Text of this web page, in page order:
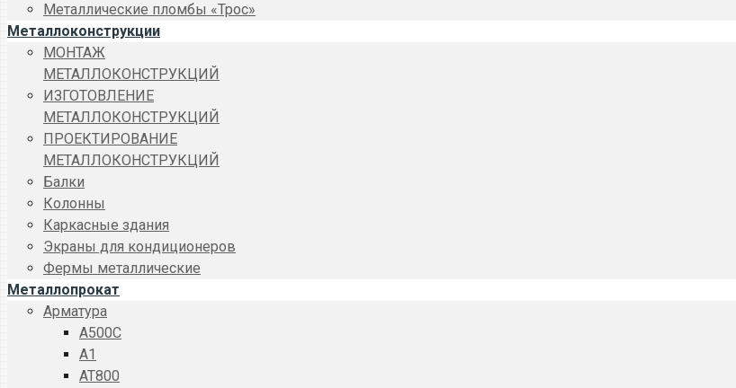
Металлические пломбы «Трос»
Металлоконструкции
МОНТАЖ
МЕТАЛЛОКОНСТРУКЦИЙ
ИЗГОТОВЛЕНИЕ
МЕТАЛЛОКОНСТРУКЦИЙ
ПРОЕКТИРОВАНИЕ
МЕТАЛЛОКОНСТРУКЦИЙ
Балки
Колонны
Каркасные здания
Экраны для кондиционеров
Фермы металлические
Металлопрокат
Арматура
A500C
А1
АТ800